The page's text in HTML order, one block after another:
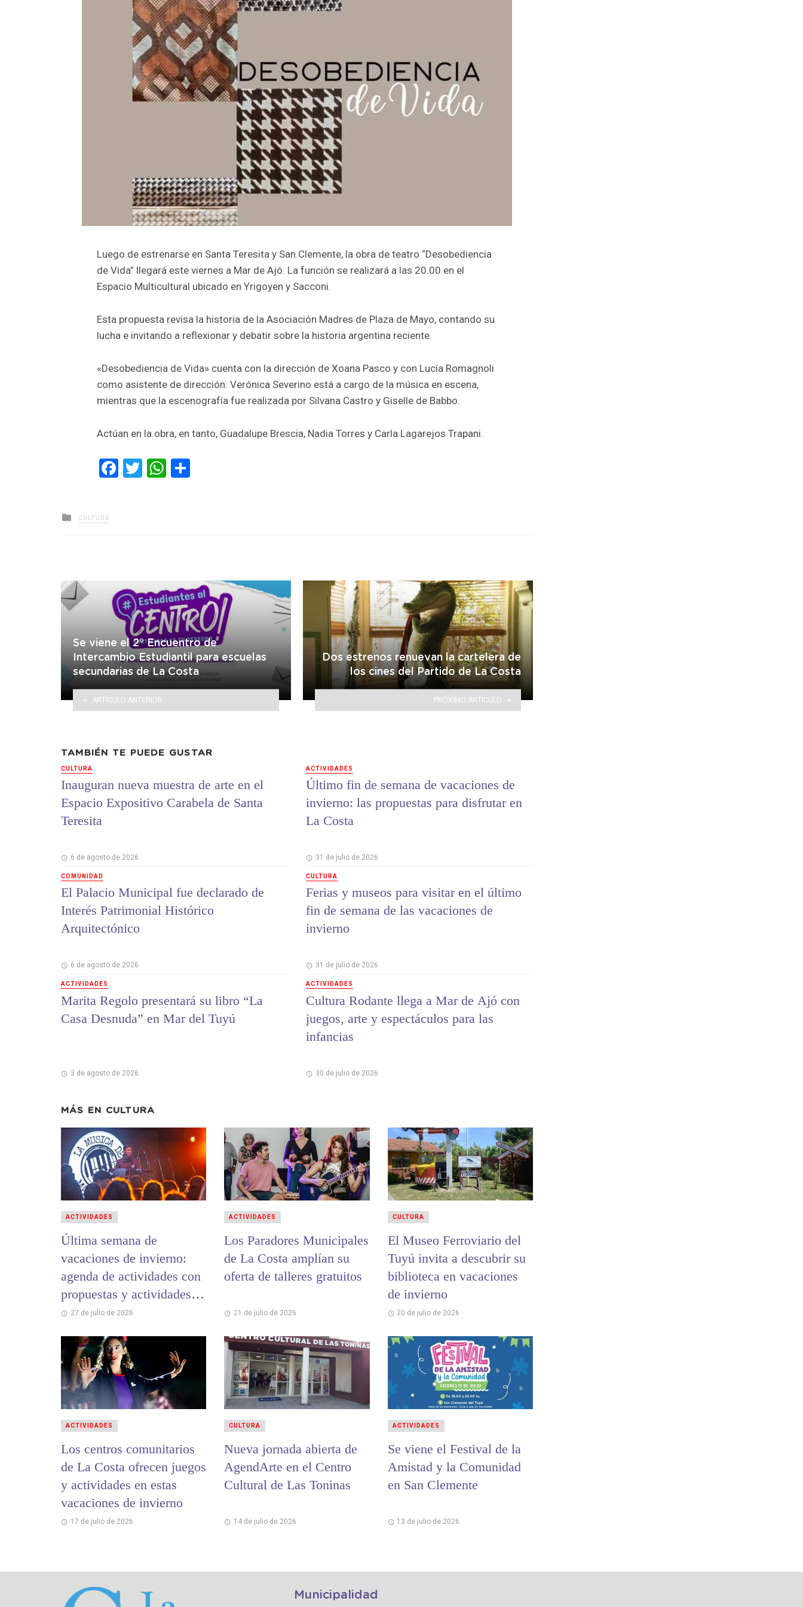
Luego de estrenarse en Santa Teresita y San Clemente, la obra de teatro “Desobediencia
de Vida” llegará este viernes a Mar de Ajó. La función se realizará a las 20.00 en el
Espacio Multicultural ubicado en Yrigoyen y Sacconi.
Esta propuesta revisa la historia de la Asociación Madres de Plaza de Mayo, contando su
lucha e invitando a reflexionar y debatir sobre la historia argentina reciente.
«Desobediencia de Vida» cuenta con la dirección de Xoana Pasco y con Lucía Romagnoli
como asistente de dirección. Verónica Severino está a cargo de la música en escena,
mientras que la escenografía fue realizada por Silvana Castro y Giselle de Babbo.
Actúan en la obra, en tanto, Guadalupe Brescia, Nadia Torres y Carla Lagarejos Trapani.
Facebook
TwitterWhatsApp
Posted
in
CULTURA
Se viene el 2° Encuentro de
Intercambio Estudiantil para escuelas
secundarias de La Costa
ARTÍCULO ANTERIOR
Dos estrenos renuevan la cartelera de
los cines del Partido de La Costa
PRÓXIMO ARTÍCULO
TAMBIÉN TE PUEDE GUSTAR
CULTURA
Inauguran nueva muestra de arte en el
Espacio Expositivo Carabela de Santa
Teresita
6 de agosto de 2026
COMUNIDAD
El Palacio Municipal fue declarado de
Interés Patrimonial Histórico
Arquitectónico
6 de agosto de 2026
ACTIVIDADES
Marita Regolo presentará su libro “La
Casa Desnuda” en Mar del Tuyú
3 de agosto de 2026
ACTIVIDADES
Último fin de semana de vacaciones de
invierno: las propuestas para disfrutar en
La Costa
31 de julio de 2026
CULTURA
Ferias y museos para visitar en el último
fin de semana de las vacaciones de
invierno
31 de julio de 2026
ACTIVIDADES
Cultura Rodante llega a Mar de Ajó con
juegos, arte y espectáculos para las
infancias
30 de julio de 2026
MÁS EN CULTURA
Última semana de
vacaciones de invierno:
agenda de actividades con
propuestas y actividades
para toda la familia
27 de julio de 2026
ACTIVIDADES
Los Paradores Municipales
de La Costa amplían su
oferta de talleres gratuitos
21 de julio de 2026
ACTIVIDADES
El Museo Ferroviario del
Tuyú invita a descubrir su
biblioteca en vacaciones
de invierno
20 de julio de 2026
CULTURA
Los centros comunitarios
de La Costa ofrecen juegos
y actividades en estas
vacaciones de invierno
17 de julio de 2026
ACTIVIDADES
Nueva jornada abierta de
AgendArte en el Centro
Cultural de Las Toninas
14 de julio de 2026
CULTURA
Se viene el Festival de la
Amistad y la Comunidad
en San Clemente
13 de julio de 2026
ACTIVIDADES
Municipalidad